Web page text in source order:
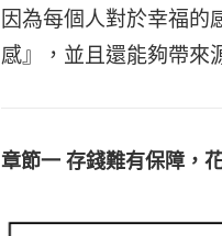
因為每個人對於幸福的
感』，並且還能夠帶來
章節一 存錢難有保障，